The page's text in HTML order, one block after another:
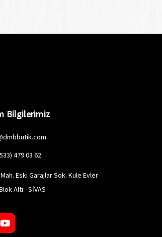
Bilgilerimiz
479 03 62
Eski Garajlar Sok. Kule Evler
Altı - SİVAS